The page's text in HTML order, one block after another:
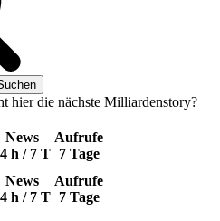
hier die nächste Milliardenstory?
News
h / 7 T
Aufrufe
7 Tage
News
h / 7 T
Aufrufe
7 Tage